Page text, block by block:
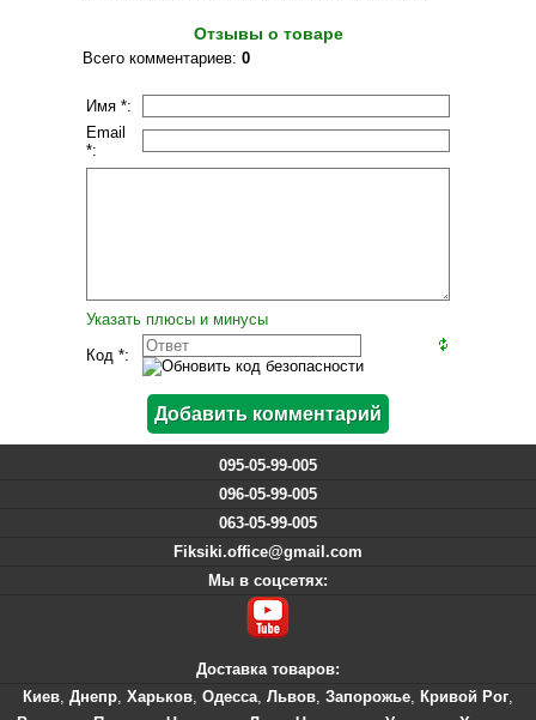
Отзывы о товаре
Всего комментариев: 0
Имя *:
Email
*:
Указать плюсы и минусы
Код *:
095-05-99-005
096-05-99-005
063-05-99-005
Fiksiki.office@gmail.com
Мы в соцсетях:
Доставка товаров:
Киев, Днепр, Харьков, Одесса, Львов, Запорожье, Кривой Рог,